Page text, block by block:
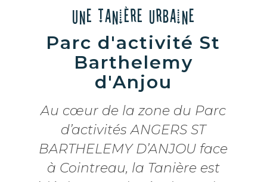
Une Tanière Urbaine
Parc d'activité St
Barthelemy
d'Anjou
Au cœur de la zone du Parc
d’activités ANGERS ST
BARTHELEMY D’ANJOU face
à Cointreau, la Tanière est